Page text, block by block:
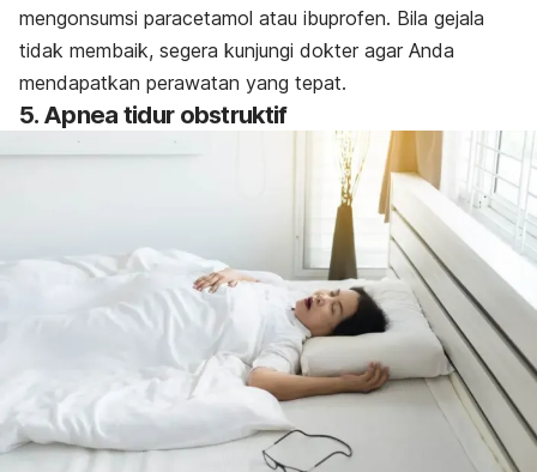
mengonsumsi paracetamol atau ibuprofen. Bila gejala
tidak membaik, segera kunjungi dokter agar Anda
mendapatkan perawatan yang tepat.
5. Apnea tidur obstruktif